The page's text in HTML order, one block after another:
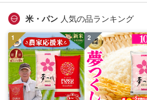
期便
漬魚 新鮮 小分け 人
酒のあて 家計応援
南 藤沢
米・パン 人気の品ランキング
1 2